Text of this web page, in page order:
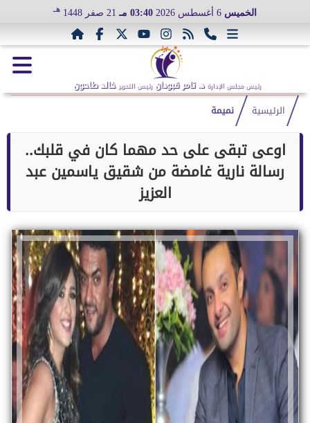
الخميس 03:40 مـ 21 صفر 1448 هـ
رئيس مجلس الإدارة د. تامر قبودان رئيس التحرير خالد طاحون
الرئيسية نميمة
اوعى تبقى على حد مهما كان في قلبك..
رسالة نارية غامضة من شقيق ياسمين عبد
العزيز